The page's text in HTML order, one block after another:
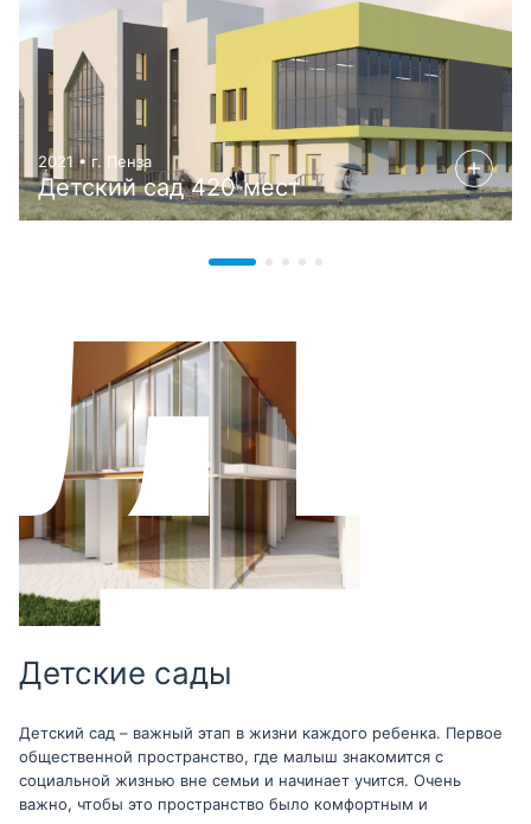
2021 • г. Пенза
Детский сад 420 мест
Детские сады
Детский сад – важный этап в жизни каждого ребенка. Первое
общественной пространство, где малыш знакомится с
социальной жизнью вне семьи и начинает учится. Очень
важно, чтобы это пространство было комфортным и